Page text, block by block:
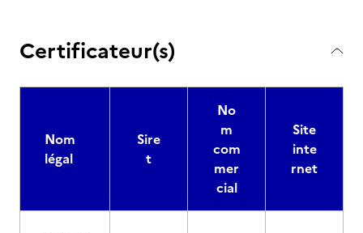
Certificateur(s)
Nom
légal
Sire
t
No
m
com
mer
cial
Site
inte
rnet